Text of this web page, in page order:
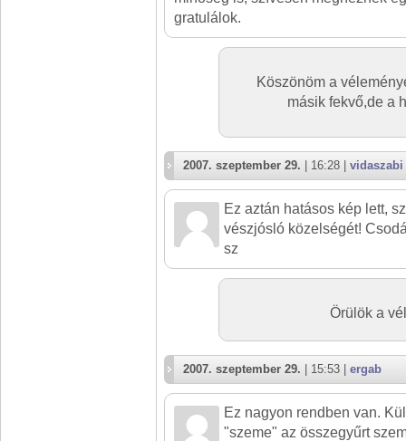
gratulálok.
Köszönöm a
másik fekvő,de a
2007. szeptember 29. | 16:28 | vidaszabi
Ez aztán hatásos kép lett,
vészjósló közelségét!
sz
Örülök a
2007. szeptember 29. | 15:53 | ergab
Ez nagyon rendben van.
"szeme" az összegyűrt